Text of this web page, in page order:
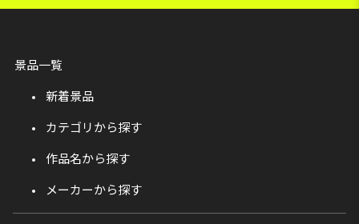
景品一覧
新着景品
カテゴリから探す
作品名から探す
メーカーから探す